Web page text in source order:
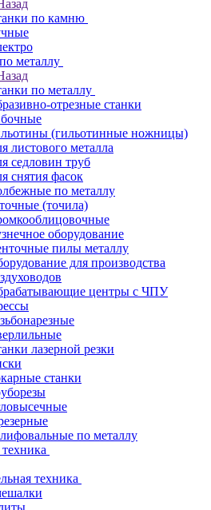
по камню
металлу
по металлу
отрезные станки
(гильотинные ножницы)
листового металла
седловин труб
снятия фасок
по металлу
(точила)
оборудование
пилы металлу
для производства
центры с ЧПУ
лазерной резки
станки
по металлу
техника